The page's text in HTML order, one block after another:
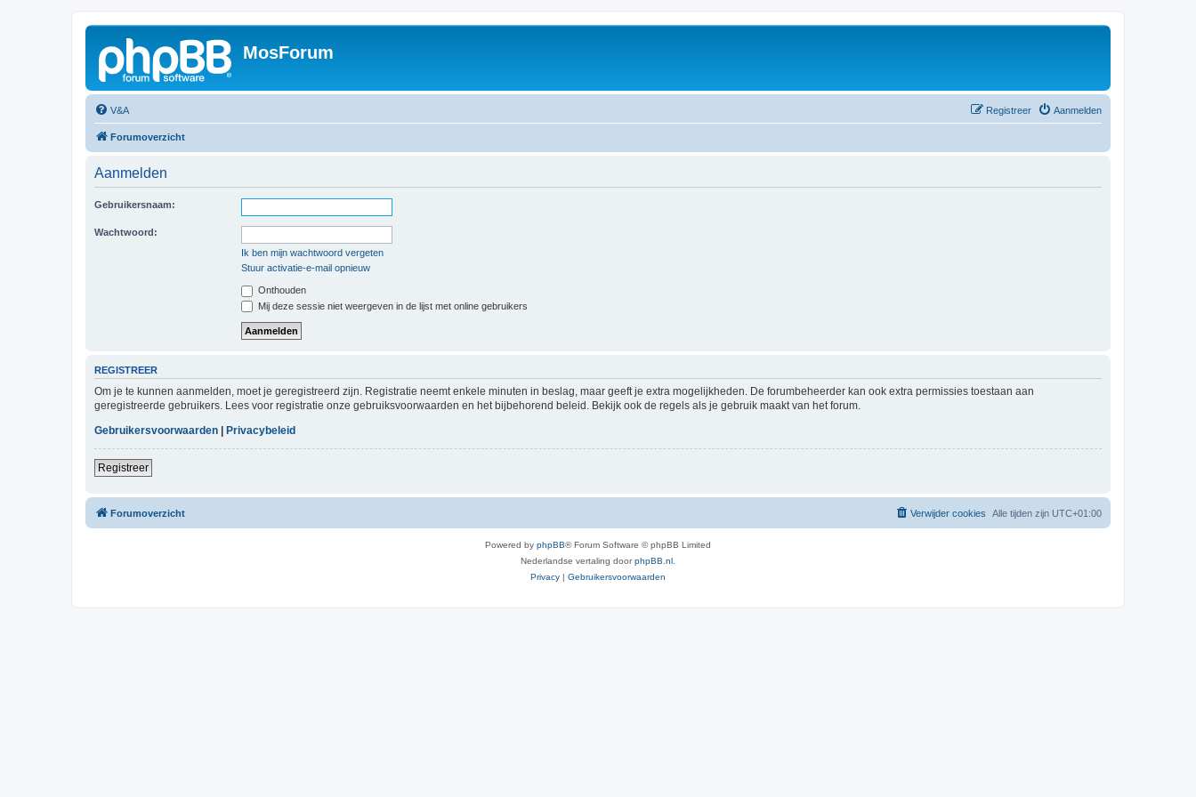
MosForum
V&A Aanmelden
Registreer
Forumoverzicht
Aanmelden
Gebruikersnaam:
Wachtwoord:
Ik ben mijn wachtwoord vergeten
Stuur activatie-e-mail opnieuw
Onthouden
Mij deze sessie niet weergeven in de lijst met online gebruikers
REGISTREER
Om je te kunnen aanmelden, moet je geregistreerd zijn. Registratie neemt enkele minuten in beslag, maar geeft je extra mogelijkheden. De forumbeheerder kan ook extra permissies toestaan aan
geregistreerde gebruikers. Lees voor registratie onze gebruiksvoorwaarden en het bijbehorend beleid. Bekijk ook de regels als je gebruik maakt van het forum.
Gebruikersvoorwaarden | Privacybeleid
Registreer
Forumoverzicht Alle tijden zijn UTC+01:00
Verwijder cookies
Powered by phpBB® Forum Software © phpBB Limited
Nederlandse vertaling doorphpBB.nl
Privacy | Gebruikersvoorwaarden